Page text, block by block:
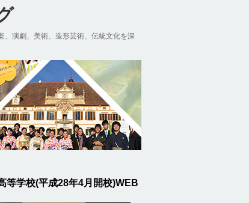
、演劇、美術、造形芸術、伝統文化を深
等学校(平成28年4月開校)WEB